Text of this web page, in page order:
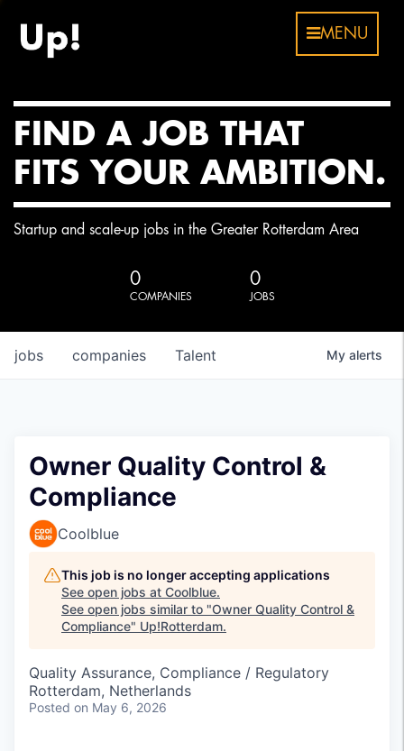
MENU
FIND A JOB THAT
FITS YOUR AMBITION.
Startup and scale-up jobs in the Greater Rotterdam Area
0
COMPANIES
0
JOBS
jobs companies Talent My alerts
Owner Quality Control &
Compliance
Coolblue
This job is no longer accepting applications
See open jobs at Coolblue.
See open jobs similar to "Owner Quality Control &
Compliance" Up!Rotterdam.
Quality Assurance, Compliance / Regulatory
Rotterdam, Netherlands
Posted on May 6, 2026